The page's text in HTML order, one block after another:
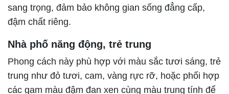
sang trọng, đảm bảo không gian sống đẳng cấp,
đậm chất riêng.
Nhà phố năng động, trẻ trung
Phong cách này phù hợp với màu sắc tươi sáng, trẻ
trung như đỏ tươi, cam, vàng rực rỡ, hoặc phối hợp
các gam màu đậm đan xen cùng màu trung tính để